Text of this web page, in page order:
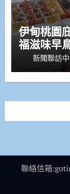
伊甸桃園
福滋味早
新聞聯訪
聯絡信箱